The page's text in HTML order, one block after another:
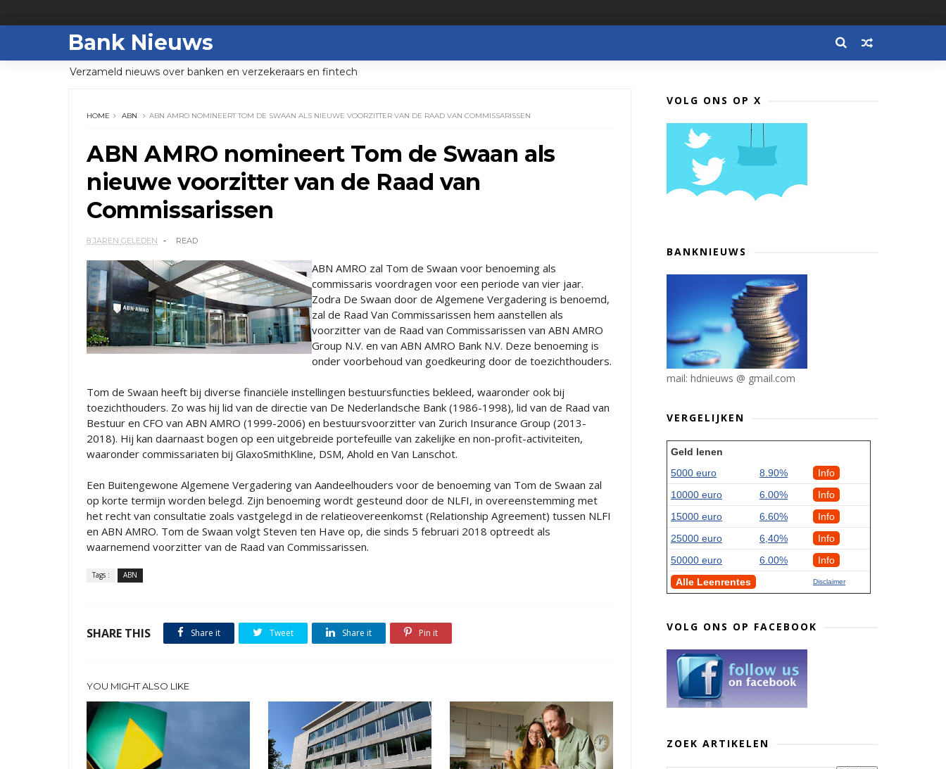
Bank Nieuws
Verzameld nieuws over banken en verzekeraars en fintech
HOME ABN ABN AMRO NOMINEERT TOM DE SWAAN ALS NIEUWE VOORZITTER VAN DE RAAD VAN COMMISSARISSEN
ABN AMRO nomineert Tom de Swaan als
nieuwe voorzitter van de Raad van
Commissarissen
8 JAREN GELEDEN READ
ABN AMRO zal Tom de Swaan voor benoeming als
commissaris voordragen voor een periode van vier jaar.
Zodra De Swaan door de Algemene Vergadering is benoemd,
zal de Raad Van Commissarissen hem aanstellen als
voorzitter van de Raad van Commissarissen van ABN AMRO
Group N.V. en van ABN AMRO Bank N.V. Deze benoeming is
onder voorbehoud van goedkeuring door de toezichthouders.
Tom de Swaan heeft bij diverse financiële instellingen bestuursfuncties bekleed, waaronder ook bij
toezichthouders. Zo was hij lid van de directie van De Nederlandsche Bank (1986-1998), lid van de Raad van
Bestuur en CFO van ABN AMRO (1999-2006) en bestuursvoorzitter van Zurich Insurance Group (2013-
2018). Hij kan daarnaast bogen op een uitgebreide portefeuille van zakelijke en non-profit-activiteiten,
waaronder commissariaten bij GlaxoSmithKline, DSM, Ahold en Van Lanschot.
Een Buitengewone Algemene Vergadering van Aandeelhouders voor de benoeming van Tom de Swaan zal
op korte termijn worden belegd. Zijn benoeming wordt gesteund door de NLFI, in overeenstemming met
het recht van consultatie zoals vastgelegd in de relatieovereenkomst (Relationship Agreement) tussen NLFI
en ABN AMRO. Tom de Swaan volgt Steven ten Have op, die sinds 5 februari 2018 optreedt als
waarnemend voorzitter van de Raad van Commissarissen.
Tags : ABN
SHARE THIS Share it Tweet Share it Pin it
YOU MIGHT ALSO LIKE
VOLG ONS OP X
BANKNIEUWS
mail: hdnieuws @ gmail.com
VERGELIJKEN
Geld lenen
5000 euro
8.90%
Info
10000 euro
6.00%
Info
15000 euro
6.60%
Info
25000 euro
6,40%
Info
50000 euro
6.00%
Info
Alle Leenrentes
Disclaimer
VOLG ONS OP FACEBOOK
ZOEK ARTIKELEN